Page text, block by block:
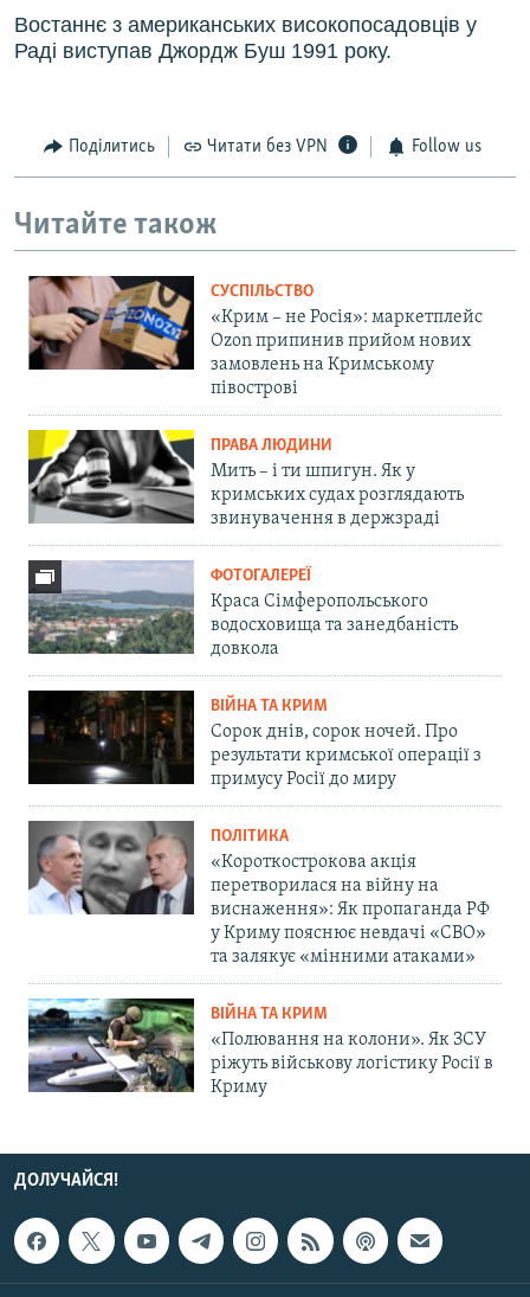
Востаннє з американських високопосадовців у
Раді виступав Джордж Буш 1991 року.
Поділитись Читати без VPN Follow us
Читайте також
СУСПІЛЬСТВО
«Крим – не Росія»: маркетплейс
Ozon припинив прийом нових
замовлень на Кримському
півострові
ПРАВА ЛЮДИНИ
Мить – і ти шпигун. Як у
кримських судах розглядають
звинувачення в держзраді
ФОТОГАЛЕРЕЇ
Краса Сімферопольського
водосховища та занедбаність
довкола
ВІЙНА ТА КРИМ
Сорок днів, сорок ночей. Про
результати кримської операції з
примусу Росії до миру
ПОЛІТИКА
«Короткострокова акція
перетворилася на війну на
виснаження»: Як пропаганда РФ
у Криму пояснює невдачі «СВО»
та залякує «мінними атаками»
ВІЙНА ТА КРИМ
«Полювання на колони». Як ЗСУ
ріжуть військову логістику Росії в
Криму
ДОЛУЧАЙСЯ!